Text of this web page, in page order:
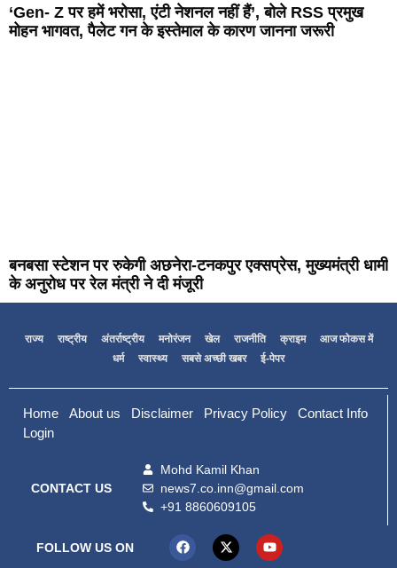
‘Gen- Z पर हमें भरोसा, एंटी नेशनल नहीं हैं’, बोले RSS प्रमुख
मोहन भागवत, पैलेट गन के इस्तेमाल के कारण जानना जरूरी
बनबसा स्टेशन पर रुकेगी अछनेरा-टनकपुर एक्सप्रेस, मुख्यमंत्री धामी
के अनुरोध पर रेल मंत्री ने दी मंजूरी
राज्य राष्ट्रीय अंतर्राष्ट्रीय मनोरंजन खेल राजनीति क्राइम
आज फोकस में
धर्म
स्वास्थ्य सबसे अच्छी खबर ई-पेपर
Home About us Disclaimer Privacy Policy
Contact Info
Login
CONTACT US
Mohd Kamil Khan
news7.co.inn@gmail.com
+91 8860609105
FOLLOW US ON